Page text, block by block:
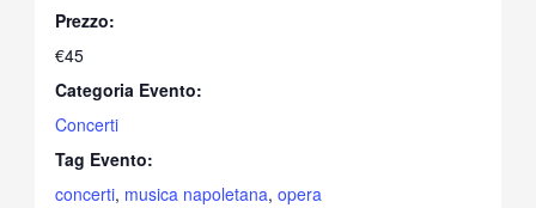
Prezzo:
€45
Categoria Evento:
Concerti
Tag Evento:
concerti, musica napoletana,opera